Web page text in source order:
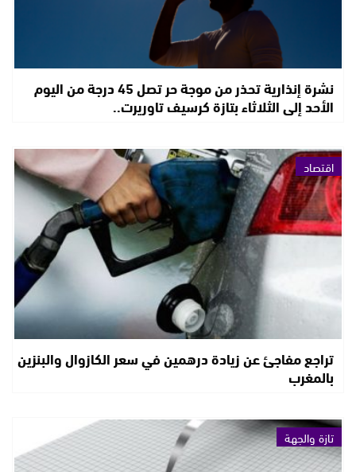
نشرة إنذارية تحذر من موجة حر تصل 45 درجة من اليوم
الأحد إلى الثلاثاء بتازة كرسيف تاوريرت..
اقتصاد
تراجع مفاجئ عن زيادة درهمين في سعر الكازوال والبنزين
بالمغرب
تازة والجهة